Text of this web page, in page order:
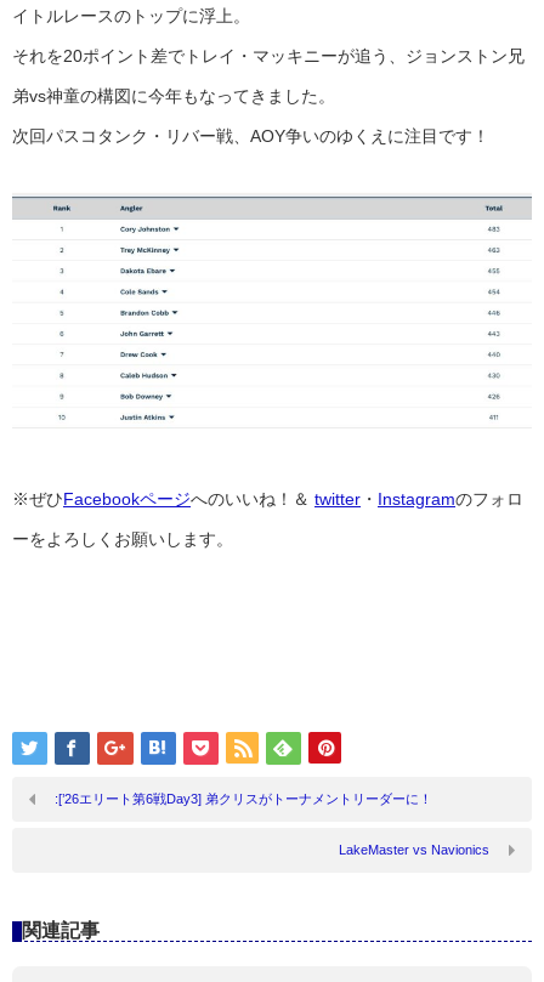
イトルレースのトップに浮上。
それを20ポイント差でトレイ・マッキニーが追う、ジョンストン兄
弟vs神童の構図に今年もなってきました。
次回パスコタンク・リバー戦、AOY争いのゆくえに注目です！
※ぜひFacebookページへのいいね！＆ twitter ・ Instagramのフォロ
ーをよろしくお願いします。
:[’26エリート第6戦Day3] 弟クリスがトーナメントリーダーに！
LakeMaster vs Navionics
関連記事